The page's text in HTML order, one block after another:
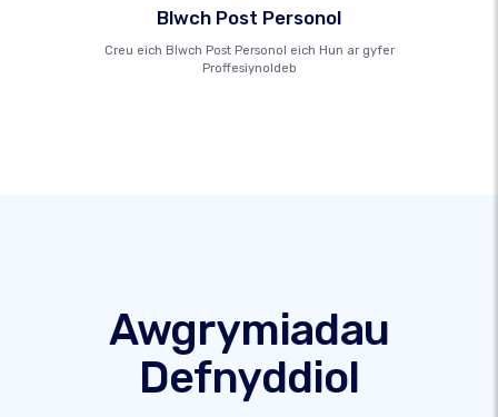
Blwch Post Personol
Creu eich Blwch Post Personol eich Hun ar gyfer
Proffesiynoldeb
Awgrymiadau
Defnyddiol